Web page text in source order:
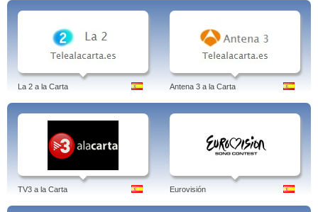
La 2 a la Carta Antena 3 a la Carta
TV3 a la Carta Eurovisión